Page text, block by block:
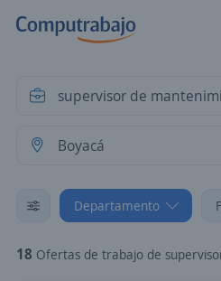
Departamento
18 Ofertas de trabajo de supervisor de mantenimiento en